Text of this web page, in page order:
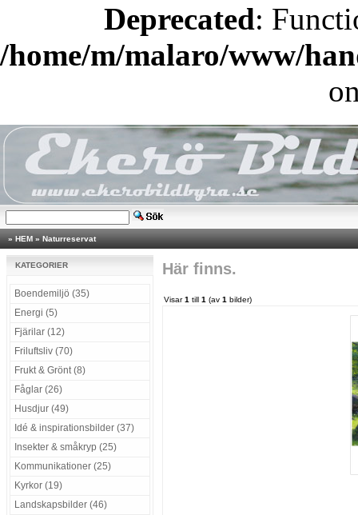
Deprecated:
/home/m/malaro/www/
» HEM » Naturreservat
KATEGORIER
Boendemiljö (35)
Energi (5)
Fjärilar (12)
Friluftsliv (70)
Frukt & Grönt (8)
Fåglar (26)
Husdjur (49)
Idé & inspirationsbilder (37)
Insekter & småkryp (25)
Kommunikationer (25)
Kyrkor (19)
Landskapsbilder (46)
Här finns.
Visar1 till 1 (av 1 bilder)